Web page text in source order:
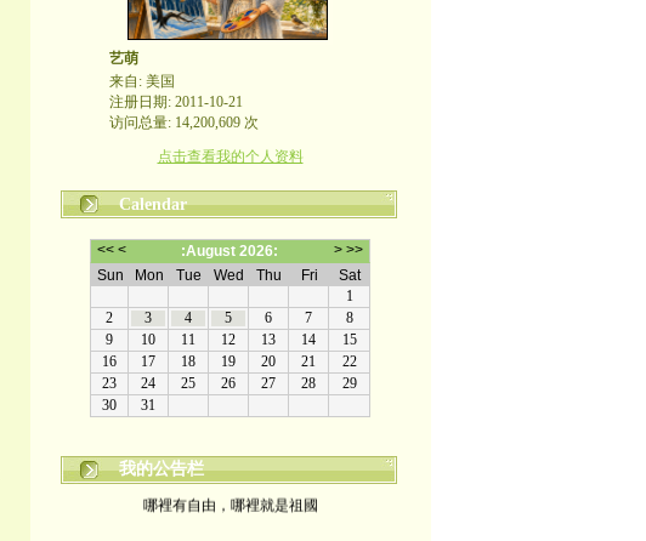
艺萌
来自: 美国
注册日期: 2011-10-21
访问总量: 14,200,609 次
点击查看我的个人资料
Calendar
我的公告栏
哪裡有自由，哪裡就是祖國